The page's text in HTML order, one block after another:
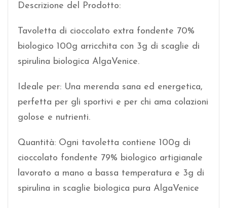
Descrizione del Prodotto:
Tavoletta di cioccolato extra fondente 70%
biologico 100g arricchita con 3g di scaglie di
spirulina biologica AlgaVenice.
Ideale per: Una merenda sana ed energetica,
perfetta per gli sportivi e per chi ama colazioni
golose e nutrienti.
Quantità: Ogni tavoletta contiene 100g di
cioccolato fondente 79% biologico artigianale
lavorato a mano a bassa temperatura e 3g di
spirulina in scaglie biologica pura AlgaVenice